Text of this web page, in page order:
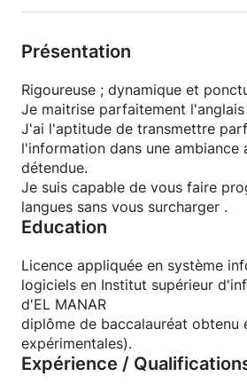
Présentation
Rigoureuse ; dynamique et
Je maitrise parfaitement
J'ai l'aptitude de transmettre
l'information dans une ambiance
détendue.
Je suis capable de vous faire
langues sans vous surcharger .
Education
Licence appliquée en système
logiciels en Institut supérieur
d'EL MANAR
diplôme de baccalauréat obtenu en 2017 (sciences
expérimentales).
Expérience /